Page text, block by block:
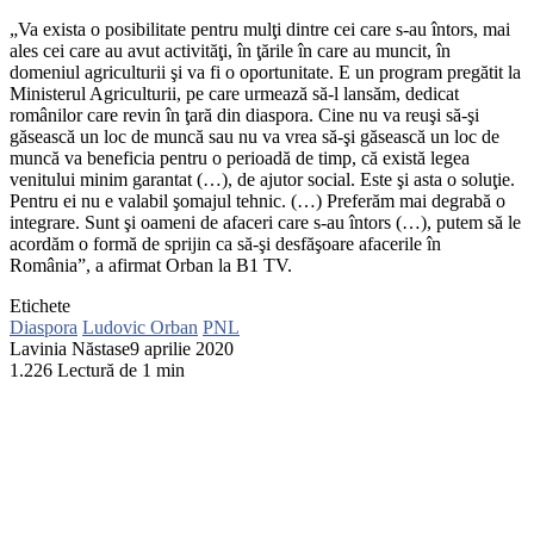
„Va exista o posibilitate pentru mulţi dintre cei care s-au întors, mai
ales cei care au avut activităţi, în ţările în care au muncit, în
domeniul agriculturii şi va fi o oportunitate. E un program pregătit la
Ministerul Agriculturii, pe care urmează să-l lansăm, dedicat
românilor care revin în ţară din diaspora. Cine nu va reuşi să-şi
găsească un loc de muncă sau nu va vrea să-şi găsească un loc de
muncă va beneficia pentru o perioadă de timp, că există legea
venitului minim garantat (…), de ajutor social. Este şi asta o soluţie.
Pentru ei nu e valabil şomajul tehnic. (…) Preferăm mai degrabă o
integrare. Sunt şi oameni de afaceri care s-au întors (…), putem să le
acordăm o formă de sprijin ca să-şi desfăşoare afacerile în
România”, a afirmat Orban la B1 TV.
Etichete
Diaspora Ludovic Orban PNL
Lavinia Năstase9 aprilie 2020
1.226 Lectură de 1 min